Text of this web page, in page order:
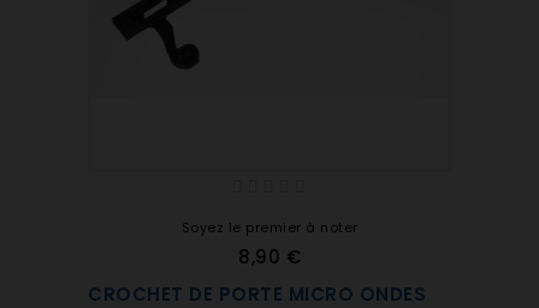
Soyez le premier à noter
8,90 €
CROCHET DE PORTE MICRO ONDES